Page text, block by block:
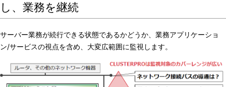
し、業務を継続
サーバー業務が続行できる状態であるかどうか、業務アプリケーショ
ン/サービスの視点を含め、大変広範囲に監視します。